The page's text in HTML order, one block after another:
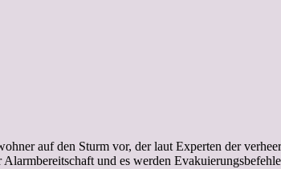
auf den Sturm vor, der laut Experten der
und es werden